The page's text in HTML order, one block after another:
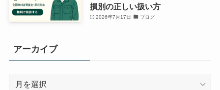
損別の正しい扱い方
2026年7月17日 ブログ
アーカイブ